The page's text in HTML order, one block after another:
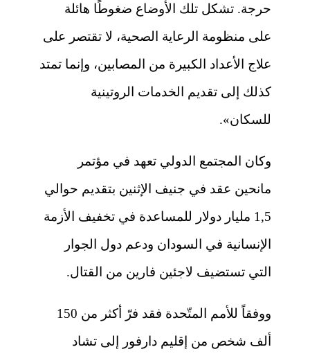
حرجة. تشكل تلك الأوضاع ضغوطًا هائلة
على منظومة الرعاية الصحية، لا تقتصر على
علاج الأعداد الكبيرة من المصابين، وإنما تمتد
كذلك إلى تقديم الخدمات الروتينية
للسكان».
وكان المجتمع الدولي تعهد في مؤتمر
مانحين عقد في جنيف الإثنين بتقديم حوالي
1,5 مليار دولار للمساعدة في تخفيف الأزمة
الإنسانية في السودان ودعم دول الجوار
التي تستضيف لاجئين فارين من القتال.
ووفقاً للأمم المتّحدة فقد فرّ أكثر من 150
ألف شخص من إقليم دارفور إلى تشاد